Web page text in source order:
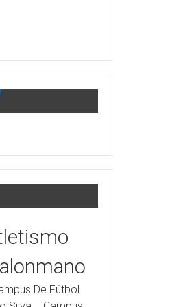
De Fútbol